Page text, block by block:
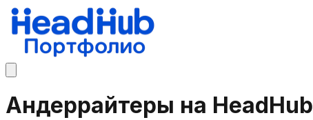
Андеррайтеры на HeadHub